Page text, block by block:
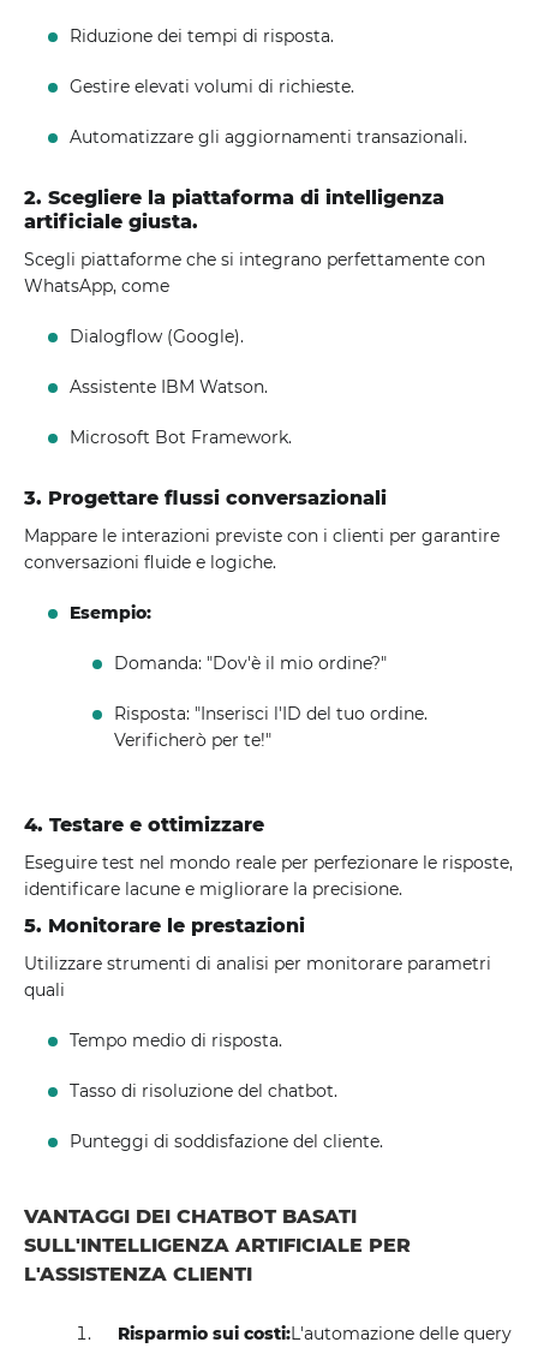
Riduzione dei tempi di risposta.
Gestire elevati volumi di richieste.
Automatizzare gli aggiornamenti transazionali.
2. Scegliere la piattaforma di intelligenza
artificiale giusta.
Scegli piattaforme che si integrano perfettamente con
WhatsApp, come
Dialogflow (Google).
Assistente IBM Watson.
Microsoft Bot Framework.
3. Progettare flussi conversazionali
Mappare le interazioni previste con i clienti per garantire
conversazioni fluide e logiche.
Esempio:
Domanda: "Dov'è il mio ordine?"
Risposta: "Inserisci l'ID del tuo ordine.
Verificherò per te!"
4. Testare e ottimizzare
Eseguire test nel mondo reale per perfezionare le risposte,
identificare lacune e migliorare la precisione.
5. Monitorare le prestazioni
Utilizzare strumenti di analisi per monitorare parametri
quali
Tempo medio di risposta.
Tasso di risoluzione del chatbot.
Punteggi di soddisfazione del cliente.
VANTAGGI DEI CHATBOT BASATI
SULL'INTELLIGENZA ARTIFICIALE PER
L'ASSISTENZA CLIENTI
Risparmio sui costi:L'automazione delle query